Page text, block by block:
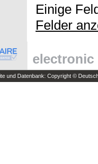
Einige
Felder
und Datenbank: Copyright ©